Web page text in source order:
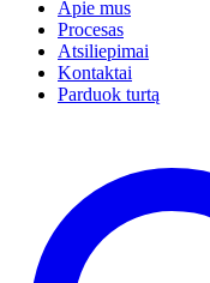
Apie mus
Procesas
Atsiliepimai
Kontaktai
Parduok turtą